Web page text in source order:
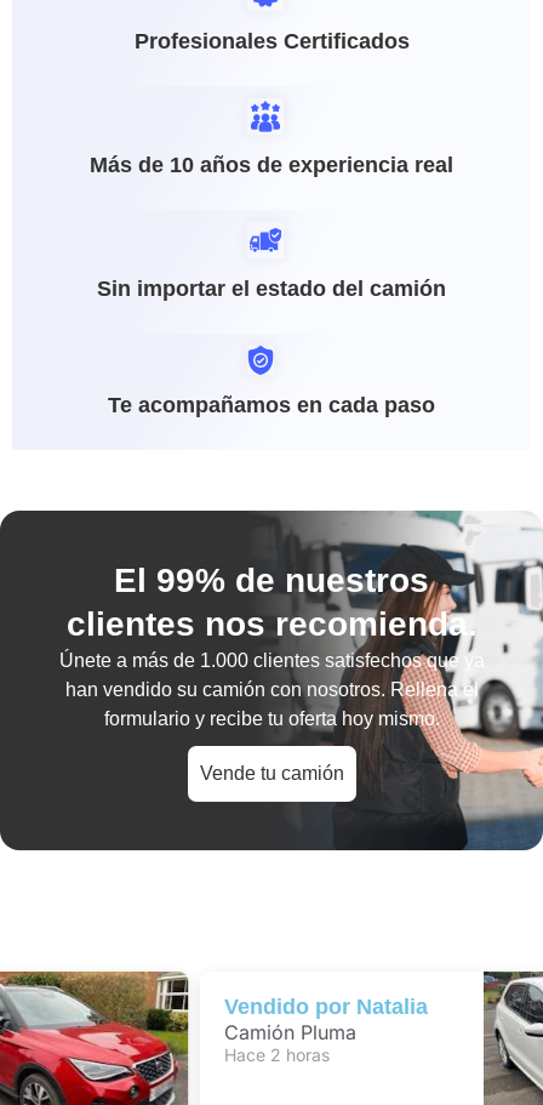
Profesionales Certificados
Más de 10 años de experiencia real
Sin importar el estado del camión
Te acompañamos en cada paso
El 99% de nuestros
clientes nos recomienda.
Únete a más de 1.000 clientes satisfechosque ya
han vendido su camión con nosotros. Rellena el
formulario y recibe tu oferta hoy mismo.
Vende tu camión
Vendido porNatalia
Camión Pluma
Hace 2 horas